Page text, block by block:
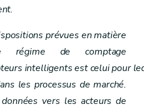
prévues en matière
régime de comptage
intelligents est celui pour
les processus de marché.
vers les acteurs de